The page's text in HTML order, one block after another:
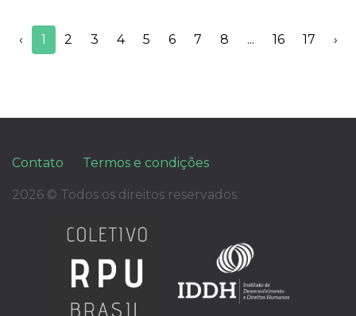
‹ 1 2 3 4 5 6 7 8 ... 16 17 ›
Contato Termos e condições
2026 © Todos os direitos reservados.